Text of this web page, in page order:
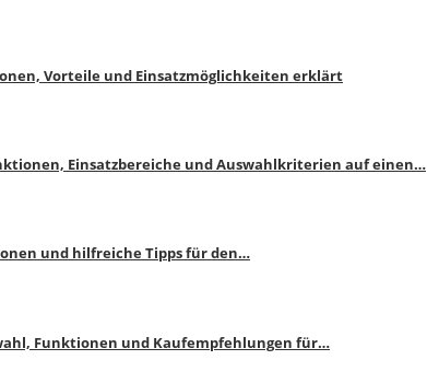
Vorteile und Einsatzmöglichkeiten erklärt
Einsatzbereiche und Auswahlkriterien auf einen…
und hilfreiche Tipps für den…
Funktionen und Kaufempfehlungen für…